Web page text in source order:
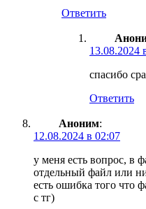
Ответить
13.08.2024
спасибо
Ответить
Аноним:
12.08.2024 в 02:07
у меня есть вопрос, в
отдельный файл или
есть ошибка того что
с тг)